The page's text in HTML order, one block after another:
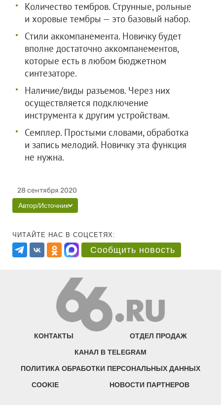
Количество тембров. Струнные, рольные
и хоровые тембры — это базовый набор.
Стили аккомпанемента. Новичку будет
вполне достаточно аккомпанементов,
которые есть в любом бюджетном
синтезаторе.
Наличие/виды разъемов. Через них
осуществляется подключение
инструмента к другим устройствам.
Семплер. Простыми словами, обработка
и запись мелодий. Новичку эта функция
не нужна.
28 сентября 2020
Автор/Источник
ЧИТАЙТЕ НАС В СОЦСЕТЯХ:
Сообщить новость
КОНТАКТЫ ОТДЕЛ ПРОДАЖ
КАНАЛ В TELEGRAM
ПОЛИТИКА ОБРАБОТКИ ПЕРСОНАЛЬНЫХ ДАННЫХ
COOKIE НОВОСТИ ПАРТНЕРОВ